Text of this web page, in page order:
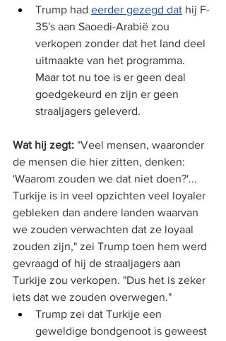
Trump had eerder gezegd dat hij F-
35's aan Saoedi-Arabië zou
verkopen zonder dat het land deel
uitmaakte van het programma.
Maar tot nu toe is er geen deal
goedgekeurd en zijn er geen
straaljagers geleverd.
Wat hij zegt: "Veel mensen, waaronder
de mensen die hier zitten, denken:
'Waarom zouden we dat niet doen?'...
Turkije is in veel opzichten veel loyaler
gebleken dan andere landen waarvan
we zouden verwachten dat ze loyaal
zouden zijn," zei Trump toen hem werd
gevraagd of hij de straaljagers aan
Turkije zou verkopen. "Dus het is zeker
iets dat we zouden overwegen."
Trump zei dat Turkije een
geweldige bondgenoot is geweest